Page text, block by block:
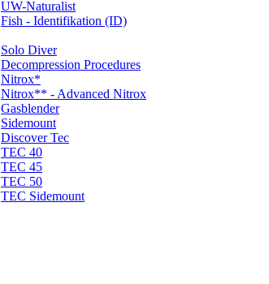
UW-Naturalist
Fish - Identifikation (ID)
Solo Diver
Decompression Procedures
Nitrox*
Nitrox** - Advanced Nitrox
Gasblender
Sidemount
Discover Tec
TEC 40
TEC 45
TEC 50
TEC Sidemount